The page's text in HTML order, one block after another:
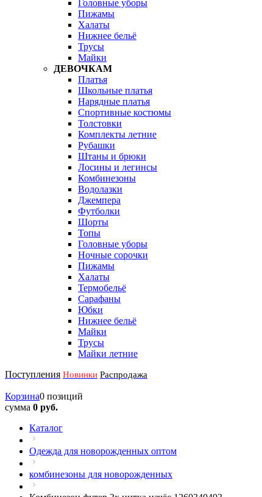
Головные уборы
Пижамы
Халаты
Нижнее бельё
Трусы
Майки
ДЕВОЧКАМ
Платья
Школьные платья
Нарядные платья
Спортивные костюмы
Толстовки
Комплекты летние
Рубашки
Штаны и брюки
Лосины и легинсы
Комбинезоны
Водолазки
Джемпера
Футболки
Шорты
Топы
Головные уборы
Ночные сорочки
Пижамы
Халаты
Термобельё
Сарафаны
Юбки
Нижнее бельё
Майки
Трусы
Майки летние
Поступления Новинки Распродажа
Корзина0 позиций
сумма 0 руб.
Каталог
Одежда для новорожденных оптом
комбинезоны для новорожденных